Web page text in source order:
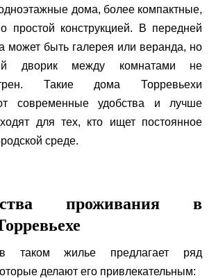
дома, более компактные,
простой конструкцией. В передней
может быть галерея или веранда, но
дворик между комнатами не
Такие дома Торревьехи
современные удобства и лучше
для тех, кто ищет постоянное
среде.
проживания в
таком жилье предлагает ряд
делают его привлекательным: